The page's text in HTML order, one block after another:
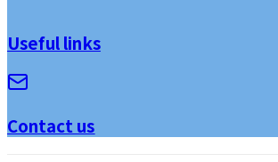
Useful links
Contact us